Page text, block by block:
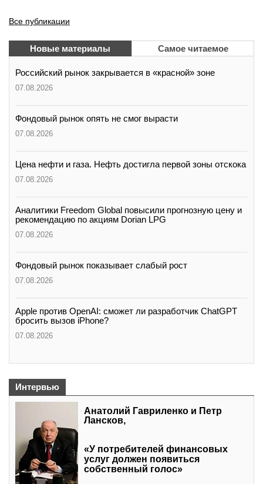
Все публикации
Новые материалы Самое читаемое
Российский рынок закрывается в «красной» зоне
07.08.2026
Фондовый рынок опять не смог вырасти
07.08.2026
Цена нефти и газа. Нефть достигла первой зоны отскока
07.08.2026
Аналитики Freedom Global повысили прогнозную цену и
рекомендацию по акциям Dorian LPG
07.08.2026
Фондовый рынок показывает слабый рост
07.08.2026
Apple против OpenAI: сможет ли разработчик ChatGPT
бросить вызов iPhone?
07.08.2026
Интервью
Анатолий Гавриленко и Петр
Лансков,
«У потребителей финансовых
услуг должен появиться
собственный голос»